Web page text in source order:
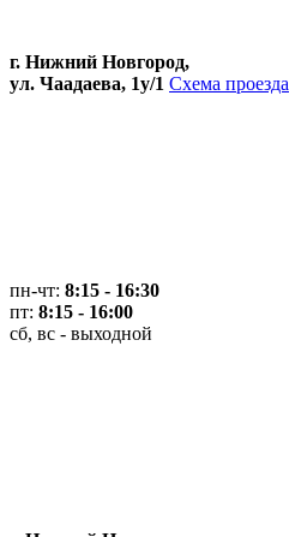
г. Нижний Новгород,
ул. Чаадаева, 1у/1 Схема проезда
пн-чт: 8:15 - 16:30
пт: 8:15 - 16:00
сб, вс - выходной